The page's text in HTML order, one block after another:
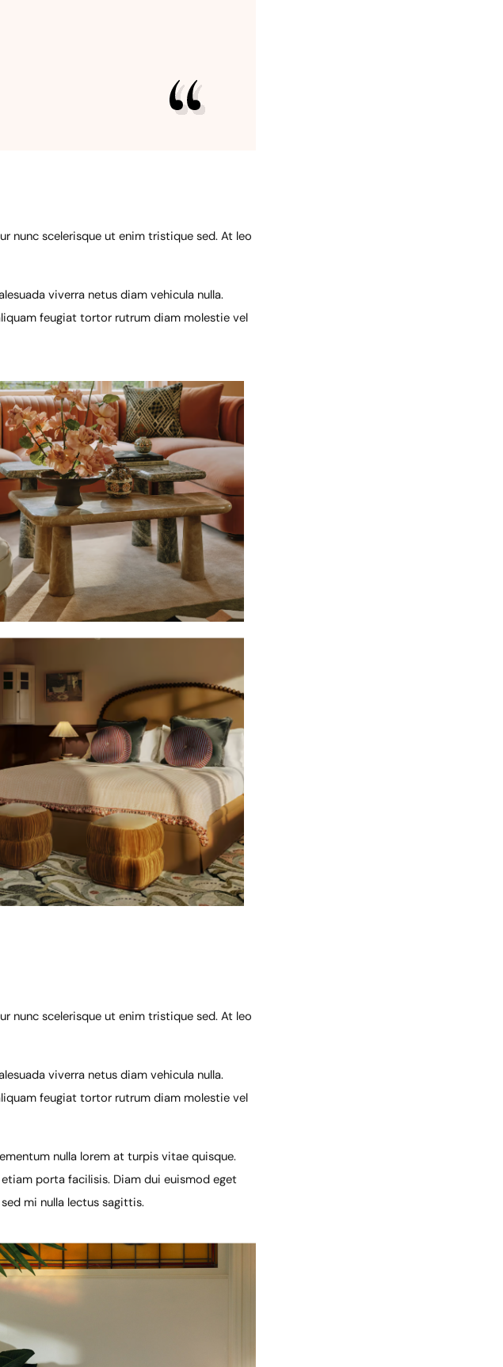
nunc scelerisque ut enim tristique sed. At leo
viverra netus diam vehicula nulla.
feugiat tortor rutrum diam molestie vel
nunc scelerisque ut enim tristique sed. At leo
viverra netus diam vehicula nulla.
feugiat tortor rutrum diam molestie vel
nulla lorem at turpis vitae quisque.
porta facilisis. Diam dui euismod eget
mi nulla lectus sagittis.